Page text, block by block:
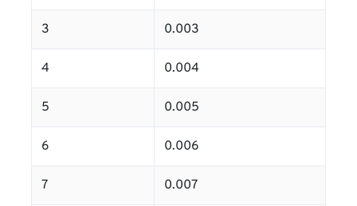
3 0.003
4 0.004
5 0.005
6 0.006
7 0.007